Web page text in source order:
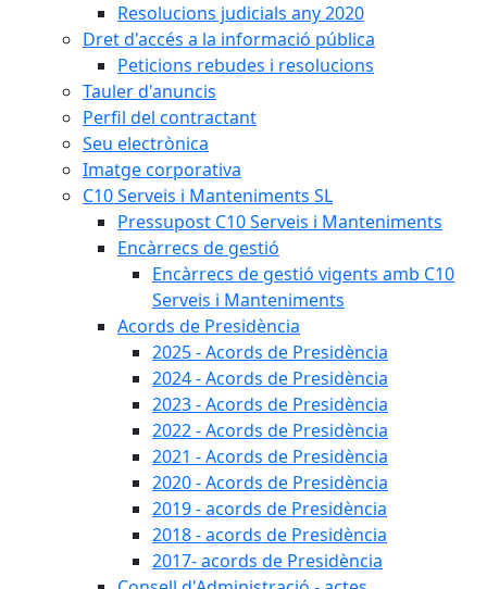
Resolucions judicials any 2020
Dret d'accés a la informació pública
Peticions rebudes i resolucions
Tauler d'anuncis
Perfil del contractant
Seu electrònica
Imatge corporativa
C10 Serveis i Manteniments SL
Pressupost C10 Serveis i Manteniments
Encàrrecs de gestió
Encàrrecs de gestió vigents amb C10
Serveis i Manteniments
Acords de Presidència
2025 - Acords de Presidència
2024 - Acords de Presidència
2023 - Acords de Presidència
2022 - Acords de Presidència
2021 - Acords de Presidència
2020 - Acords de Presidència
2019 - acords de Presidència
2018 - acords de Presidència
2017- acords de Presidència